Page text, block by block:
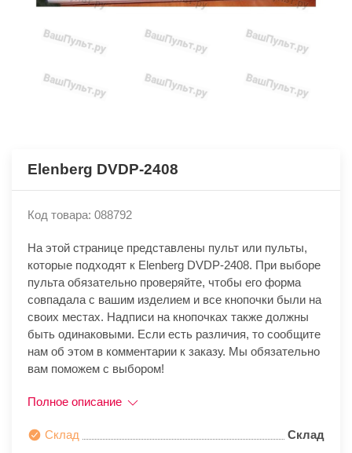
Elenberg DVDP-2408
Код товара: 088792
На этой странице представлены пульт или пульты,
которые подходят к Elenberg DVDP-2408. При выборе
пульта обязательно проверяйте, чтобы его форма
совпадала с вашим изделием и все кнопочки были на
своих местах. Надписи на кнопочках также должны
быть одинаковыми. Если есть различия, то сообщите
нам об этом в комментарии к заказу. Мы обязательно
вам поможем с выбором!
Полное описание
Склад Склад